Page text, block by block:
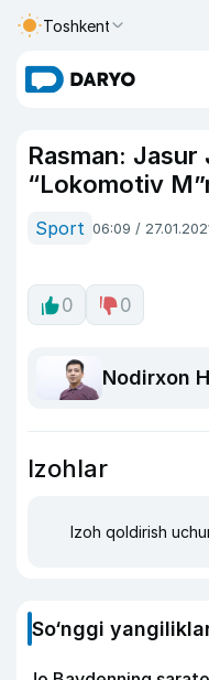
Toshkent
Rasman:
“Lokomotiv
Sport 06:09 /
0 0
Nodirxon
Izohlar
Izoh qoldirish
So‘nggi